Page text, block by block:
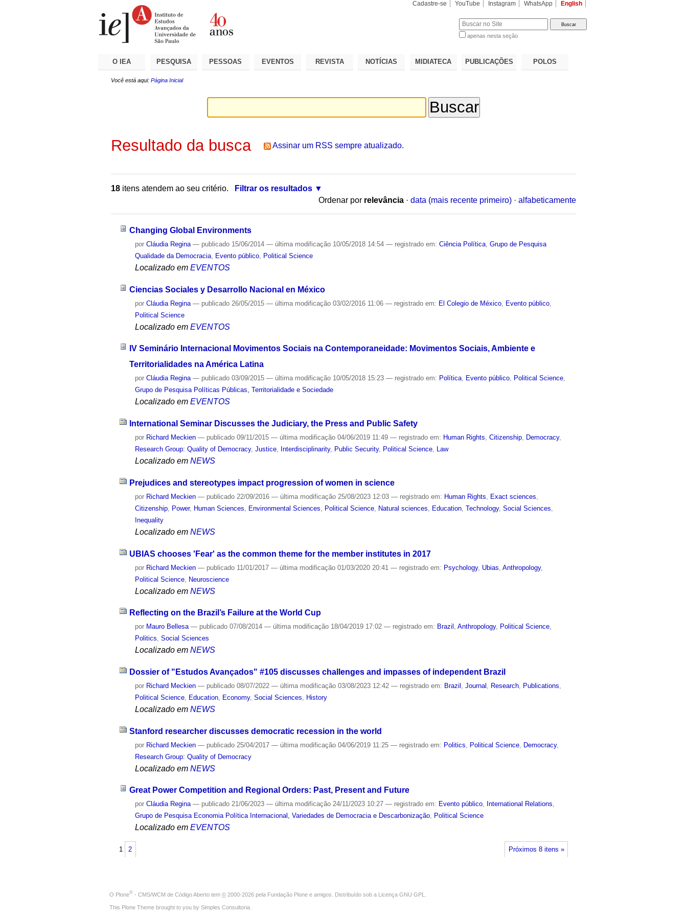
Cadastre-se YouTube Instagram WhatsApp English
apenas nesta seção
O IEA PESQUISA PESSOAS EVENTOS REVISTA NOTÍCIAS MIDIATECA PUBLICAÇÕES POLOS
Você está aqui: Página Inicial
Resultado da busca Assinar um RSS sempre atualizado.
18 itens atendem ao seu critério.
Filtrar os resultados
Ordenar por relevância · data (mais recente primeiro) · alfabeticamente
Changing Global Environments
porCláudia Regina — publicado 15/06/2014— última modificação 10/05/2018 14:54— registrado em:Ciência Política ,Grupo de Pesquisa
Qualidade da Democracia
Evento público Political Science
Localizado em EVENTOS
Ciencias Sociales y Desarrollo Nacional en México
porCláudia Regina — publicado 26/05/2015— última modificação 03/02/2016 11:06— registrado em: El Colegio de México Evento público
Political Science
Localizado em EVENTOS
IV Seminário Internacional Movimentos Sociais na Contemporaneidade: Movimentos Sociais, Ambiente e
Territorialidades na América Latina
porCláudia Regina — publicado 03/09/2015— última modificação 10/05/2018 15:23— registrado em: Política, Evento público, Political Science,
Grupo de Pesquisa Políticas Públicas, Territorialidade e Sociedade
Localizado em EVENTOS
International Seminar Discusses the Judiciary, the Press and Public Safety
por Richard Meckien — publicado 09/11/2015— última modificação 04/06/2019 11:49— registrado em: Human Rights,Citizenship, Democracy,
Research Group: Quality of Democracy,Justice, Interdisciplinarity, Public Security, Political Science, Law
Localizado em NEWS
Prejudices and stereotypes impact progression of women in science
por Richard Meckien — publicado 22/09/2016— última modificação 25/08/2023 12:03— registrado em: Human Rights Exact sciences
Citizenship
Power, Human Sciences Environmental Sciences Political Science Natural sciences Education ,Technology,Social Sciences
Inequality
Localizado em NEWS
UBIAS chooses 'Fear' as the common theme for the member institutes in 2017
por Richard Meckien — publicado 11/01/2017— última modificação 01/03/2020 20:41— registrado em: Psychology, Ubias ,Anthropology,
Political Science Neuroscience
Localizado em NEWS
Reflecting on the Brazil’s Failure at the World Cup
por Mauro Bellesa — publicado 07/08/2014— última modificação 18/04/2019 17:02— registrado em: Brazil ,Anthropology, Political Science,
Politics,Social Sciences
Localizado em NEWS
Dossier of "Estudos Avançados" #105 discusses challenges and impasses of independent Brazil
por Richard Meckien — publicado 08/07/2022— última modificação 03/08/2023 12:42— registrado em: Brazil ,Journal Research Publications
Political Science
Education Economy,Social Sciences History
Localizado em NEWS
Stanford researcher discusses democratic recession in the world
por Richard Meckien — publicado 25/04/2017— última modificação 04/06/2019 11:25— registrado em: Politics Political Science Democracy,
Research Group: Quality of Democracy
Localizado em NEWS
Great Power Competition and Regional Orders: Past, Present and Future
porCláudia Regina — publicado 21/06/2023— última modificação 24/11/2023 10:27— registrado em: Evento público, International Relations,
Grupo de Pesquisa Economia Política Internacional, Variedades de Democracia e Descarbonização, Political Science
Localizado em EVENTOS
Próximos 8 itens »
1 2
O Plone® - CMS/WCM de Código Aberto tem © 2000-2026 pela Fundação Plone e amigos. Distribuído sob a Licença GNU GPL
This Plone Theme brought to you by Simples Consultoria